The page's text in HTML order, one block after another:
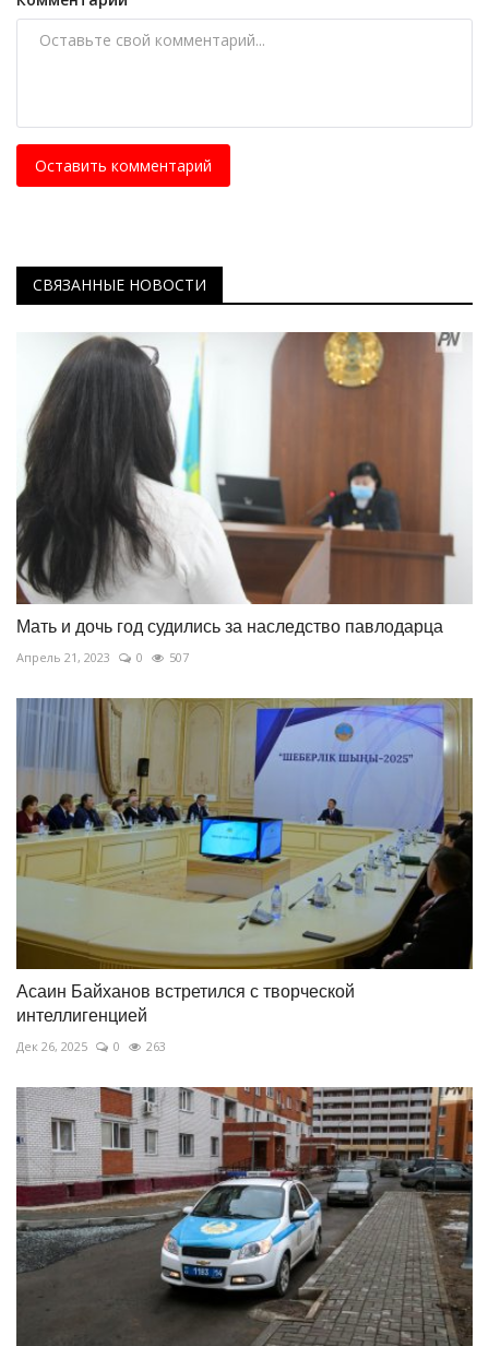
Оставить комментарий
СВЯЗАННЫЕ НОВОСТИ
Мать и дочь год судились за наследство павлодарца
Апрель 21, 2023 0 507
Асаин Байханов встретился с творческой
интеллигенцией
Дек 26, 2025 0 263